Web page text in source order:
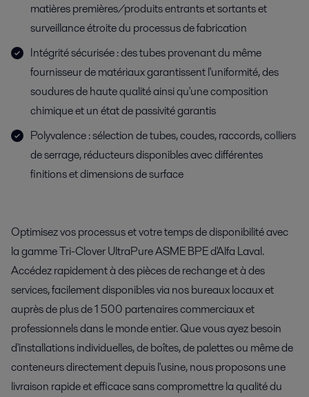
matières premières/produits entrants et sortants et
surveillance étroite du processus de fabrication
Intégrité sécurisée : des tubes provenant du même
fournisseur de matériaux garantissent l'uniformité, des
soudures de haute qualité ainsi qu'une composition
chimique et un état de passivité garantis
Polyvalence : sélection de tubes, coudes, raccords, colliers
de serrage, réducteurs disponibles avec différentes
finitions et dimensions de surface
Optimisez vos processus et votre temps de disponibilité avec
la gamme Tri-Clover UltraPure ASME BPE d'Alfa Laval.
Accédez rapidement à des pièces de rechange et à des
services, facilement disponibles via nos bureaux locaux et
auprès de plus de 1 500 partenaires commerciaux et
professionnels dans le monde entier. Que vous ayez besoin
d'installations individuelles, de boîtes, de palettes ou même de
conteneurs directement depuis l'usine, nous proposons une
livraison rapide et efficace sans compromettre la qualité du